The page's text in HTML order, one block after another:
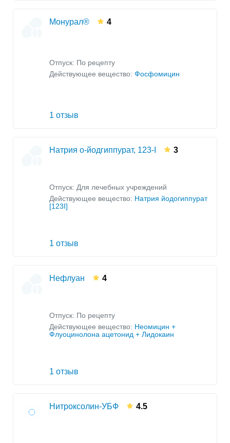
Монурал® 4
Отпуск: По рецепту
Действующее вещество: Фосфомицин
1 отзыв
Натрия о-йодгиппурат, 123-I 3
Отпуск: Для лечебных учреждений
Действующее вещество: Натрия йодогиппурат
[123I]
1 отзыв
Нефлуан 4
Отпуск: По рецепту
Действующее вещество: Неомицин +
Флуоцинолона ацетонид + Лидокаин
1 отзыв
Нитроксолин-УБФ 4.5